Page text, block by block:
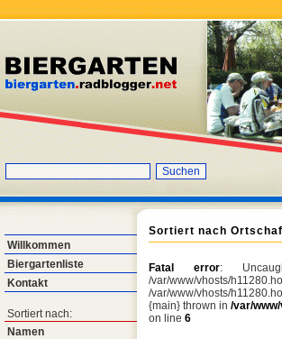
key "anzeige" in/var/www/vhosts/
key "suche" in /var/www/vhosts/
Willkommen
Biergartenliste
Kontakt
Sortiert nach:
Namen
Sortiert nach
Fatal error:
/var/www/vhosts/
/var/www/vhosts/
{main} thrown in /var/
on line 6